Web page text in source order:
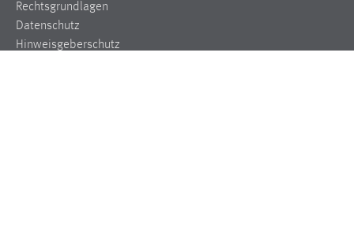
Rechtsgrundlagen
Datenschutz
Hinweisgeberschutz